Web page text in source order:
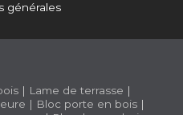
générales
| Lame de terrasse |
| Bloc porte en bois |